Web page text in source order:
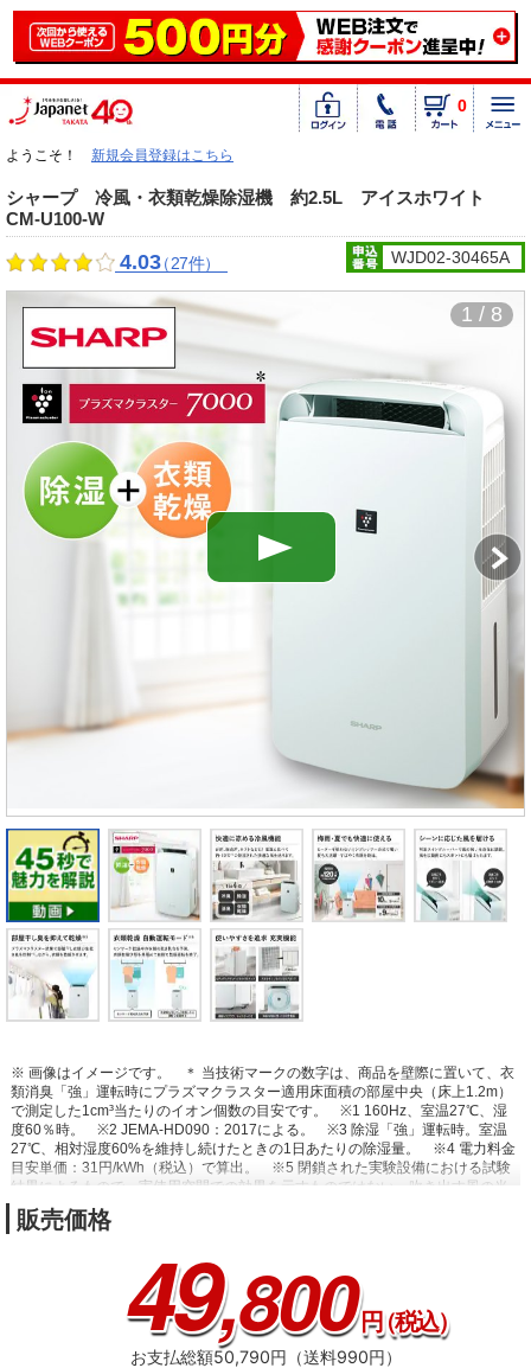
0
ようこそ！ 新規会員登録はこちら
シャープ 冷風・衣類乾燥除湿機 約2.5L アイスホワイト
CM-U100-W
4.03（27件） WJD02-30465A
1 / 8
※ 画像はイメージです。
＊ 当技術マークの数字は、商品を壁際に置いて、衣
類消臭「強」運転時にプラズマクラスター適用床面積の部屋中央（床上1.2m）
で測定した1cm³当たりのイオン個数の目安です。
※1 160Hz、室温27℃、湿
度60％時。
※2 JEMA-HD090：2017による。
※3 除湿「強」運転時。室温
27℃、相対湿度60%を維持し続けたときの1日あたりの除湿量。
※4 電力料金
目安単価：31円/kWh（税込）で算出。
※5 閉鎖された実験設備における試験
結果によるもので、実使用空間での効果を示すものではない。吹き出す風の当
たらない部分の消臭は不可。
当たりかたによって、衣類が完全に乾かずに運転停止する場合があります。乾
販売価格
49,800円（税込）
お支払総額50,790円（送料990円）